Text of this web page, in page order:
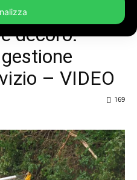
decoro:
– VIDEO
169